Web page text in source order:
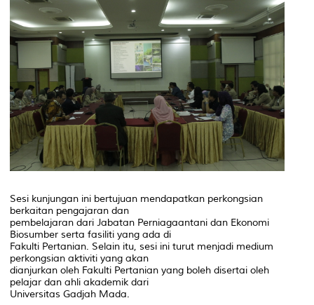
Sesi kunjungan ini bertujuan mendapatkan perkongsian
berkaitan pengajaran dan
pembelajaran dari Jabatan Perniagaantani dan Ekonomi
Biosumber serta fasiliti yang ada di
Fakulti Pertanian. Selain itu, sesi ini turut menjadi medium
perkongsian aktiviti yang akan
dianjurkan oleh Fakulti Pertanian yang boleh disertai oleh
pelajar dan ahli akademik dari
Universitas Gadjah Mada.